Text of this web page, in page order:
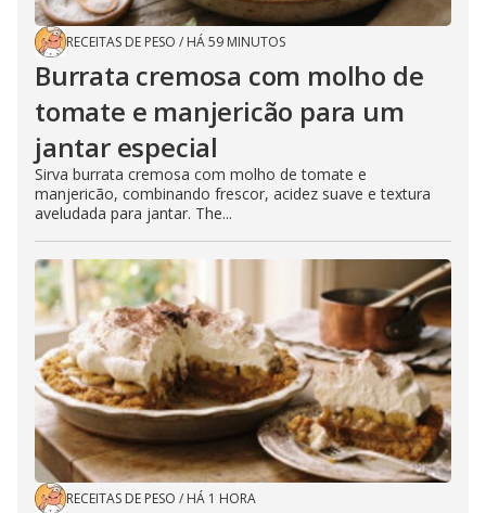
RECEITAS DE PESO / HÁ 59 MINUTOS
Burrata cremosa com molho de
tomate e manjericão para um
jantar especial
Sirva burrata cremosa com molho de tomate e
manjericão, combinando frescor, acidez suave e textura
aveludada para jantar. The...
RECEITAS DE PESO / HÁ 1 HORA